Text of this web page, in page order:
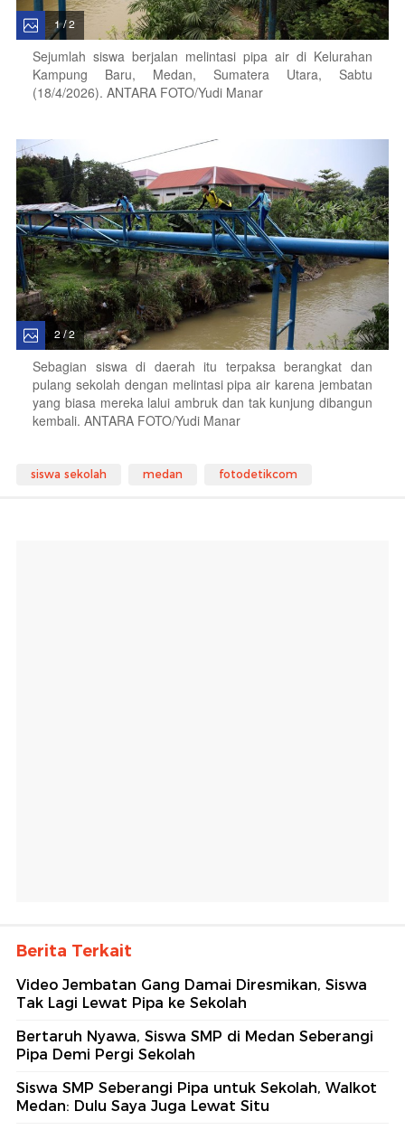
1 / 2
Sejumlah siswa berjalan melintasi pipa air di Kelurahan
Kampung Baru, Medan, Sumatera Utara, Sabtu
(18/4/2026). ANTARA FOTO/Yudi Manar
2 / 2
Sebagian siswa di daerah itu terpaksa berangkat dan
pulang sekolah dengan melintasi pipa air karena jembatan
yang biasa mereka lalui ambruk dan tak kunjung dibangun
kembali. ANTARA FOTO/Yudi Manar
siswa sekolah medan fotodetikcom
Berita Terkait
Video Jembatan Gang Damai Diresmikan, Siswa
Tak Lagi Lewat Pipa ke Sekolah
Bertaruh Nyawa, Siswa SMP di Medan Seberangi
Pipa Demi Pergi Sekolah
Siswa SMP Seberangi Pipa untuk Sekolah, Walkot
Medan: Dulu Saya Juga Lewat Situ